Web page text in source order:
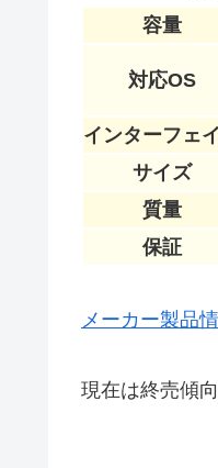
容量
対応OS
インターフェ
サイズ
質量
保証
メーカー製品
現在は終売傾